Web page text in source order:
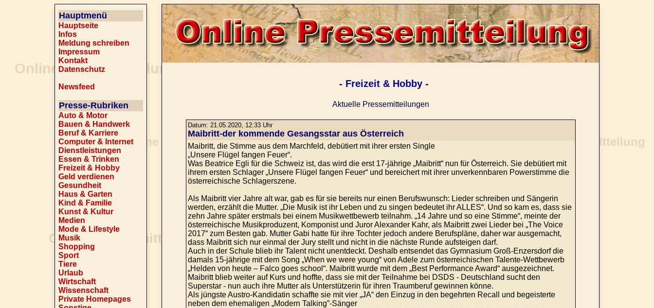
Hauptmenü
Hauptseite
Infos
Meldung schreiben
Impressum
Kontakt
Datenschutz
Newsfeed
Presse-Rubriken
Auto & Motor
Bauen & Handwerk
Beruf & Karriere
Computer & Internet
Dienstleistungen
Essen & Trinken
Freizeit & Hobby
Geld verdienen
Gesundheit
Haus & Garten
Kind & Familie
Kunst & Kultur
Medien
Mode & Lifestyle
Musik
Shopping
Sport
Tiere
Urlaub
Wirtschaft
Wissenschaft
Private Homepages
- Freizeit & Hobby -
Aktuelle Pressemitteilungen
Datum: 21.05.2020, 12:33 Uhr
Maibritt-der kommende Gesangsstar aus Österreich
Maibritt, die Stimme aus dem Marchfeld, debütiert mit ihrer ersten Single
„Unsere Flügel fangen Feuer“.
Was Beatrice Egli für die Schweiz ist, das wird die erst 17-jährige „Maibritt“ nun für Österreich. Sie debütiert mit
ihrem ersten Schlager „Unsere Flügel fangen Feuer“ und bereichert mit ihrer unverkennbaren Powerstimme die
österreichische Schlagerszene.
Als Maibritt vier Jahre alt war, gab es für sie bereits nur einen Berufswunsch: Lieder schreiben und Sängerin
werden, erzählt die Mutter. „Die Musik ist ihr Leben und zu singen bedeutet ihr ALLES“. Und so kam es, dass sie
zehn Jahre später erstmals bei einem Musikwettbewerb teilnahm. „14 Jahre und so eine Stimme“, meinte der
österreichische Musikproduzent, Komponist und Juror Alexander Kahr, als Maibritt zwei Lieder bei „The Voice
2017“ zum Besten gab. Mutter Gabi hatte für ihre Tochter jedoch andere Berufspläne, daher war ausgemacht,
dass Maibritt sich nur einmal der Jury stellt und nicht in die nächste Runde aufsteigen darf.
Auch in der Schule blieb ihr Talent nicht unentdeckt. Deshalb entsendet das Gymnasium Groß-Enzersdorf die
damals 15-jährige mit dem Song „When we were young“ von Adele zum österreichischen Talente-Wettbewerb
„Helden von heute – Falco goes school“. Maibritt wurde mit dem „Best Performance Award“ ausgezeichnet.
Maibritt blieb weiter auf Kurs und hoffte, dass sie mit der Teilnahme bei DSDS - Deutschland sucht den
Superstar - nun auch ihre Mutter als Unterstützerin für ihren Traumberuf gewinnen könne.
Als jüngste Austro-Kandidatin schaffte sie mit vier „JA“ den Einzug in den begehrten Recall und begeisterte
neben dem ehemaligen „Modern Talking”-Sänger